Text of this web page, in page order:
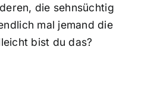
die sehnsüchtig
mal jemand die
bist du das?